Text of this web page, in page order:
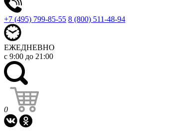
+7 (495) 799-85-55 8 (800) 511-48-94
ЕЖЕДНЕВНО
с 9:00 до 21:00
0